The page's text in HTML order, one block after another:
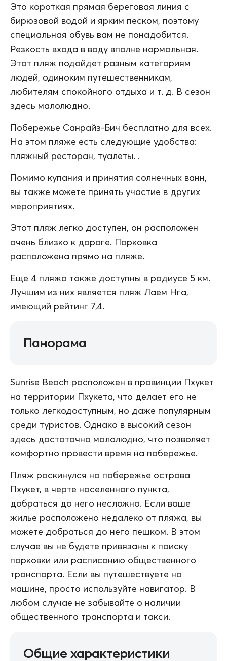
Это короткая прямая береговая линия с
бирюзовой водой и ярким песком, поэтому
специальная обувь вам не понадобится.
Резкость входа в воду вполне нормальная.
Этот пляж подойдет разным категориям
людей, одиноким путешественникам,
любителям спокойного отдыха и т. д. В сезон
здесь малолюдно.
Побережье Санрайз-Бич бесплатно для всех.
На этом пляже есть следующие удобства:
пляжный ресторан, туалеты. .
Помимо купания и принятия солнечных ванн,
вы также можете принять участие в других
мероприятиях.
Этот пляж легко доступен, он расположен
очень близко к дороге. Парковка
расположена прямо на пляже.
Еще 4 пляжа также доступны в радиусе 5 км.
Лучшим из них является пляж Лаем Нга,
имеющий рейтинг 7,4.
Панорама
Sunrise Beach расположен в провинции Пхукет
на территории Пхукета, что делает его не
только легкодоступным, но даже популярным
среди туристов. Однако в высокий сезон
здесь достаточно малолюдно, что позволяет
комфортно провести время на побережье.
Пляж раскинулся на побережье острова
Пхукет, в черте населенного пункта,
добраться до него несложно. Если ваше
жилье расположено недалеко от пляжа, вы
можете добраться до него пешком. В этом
случае вы не будете привязаны к поиску
парковки или расписанию общественного
транспорта. Если вы путешествуете на
машине, просто используйте навигатор. В
любом случае не забывайте о наличии
общественного транспорта и такси.
Общие характеристики